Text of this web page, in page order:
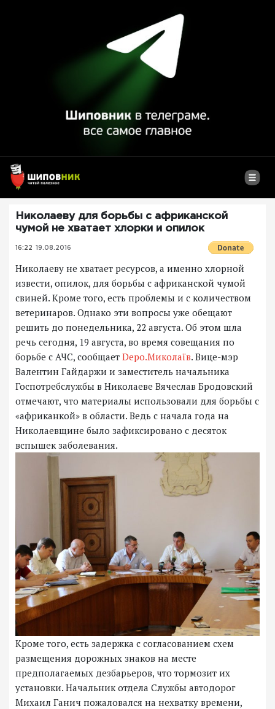
Николаеву для борьбы с африканской
чумой не хватает хлорки и опилок
16:22 19.08.2016
Николаеву не хватает ресурсов, а именно хлорной
извести, опилок, для борьбы с африканской чумой
свиней. Кроме того, есть проблемы и с количеством
ветеринаров. Однако эти вопросы уже обещают
решить до понедельника, 22 августа. Об этом шла
речь сегодня, 19 августа, во время совещания по
борьбе с АЧС, сообщает Depo.Миколаїв. Вице-мэр
Валентин Гайдаржи и заместитель начальника
Госпотребслужбы в Николаеве Вячеслав Бродовский
отмечают, что материалы использовали для борьбы с
«африканкой» в области. Ведь с начала года на
Николаевщине было зафиксировано с десяток
вспышек заболевания.
Кроме того, есть задержка с согласованием схем
размещения дорожных знаков на месте
предполагаемых дезбарьеров, что тормозит их
установки. Начальник отдела Службы автодорог
Михаил Ганич пожаловался на нехватку времени,